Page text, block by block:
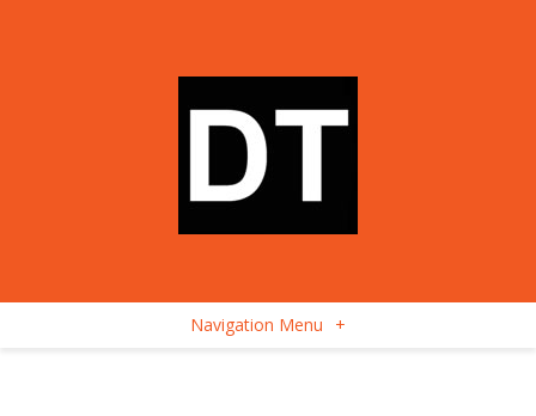
Navigation Menu +